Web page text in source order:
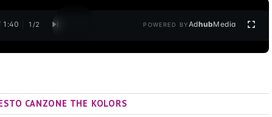
1:40 1 /2 POWERED BYAdhubMedia
CANZONE THE KOLORS